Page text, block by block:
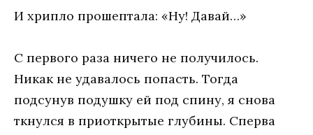
И хрипло прошептала: «Ну! Давай…»
С первого раза ничего не получилось.
Никак не удавалось попасть. Тогда
подсунув подушку ей под спину, я снова
ткнулся в приоткрытые глубины. Сперва